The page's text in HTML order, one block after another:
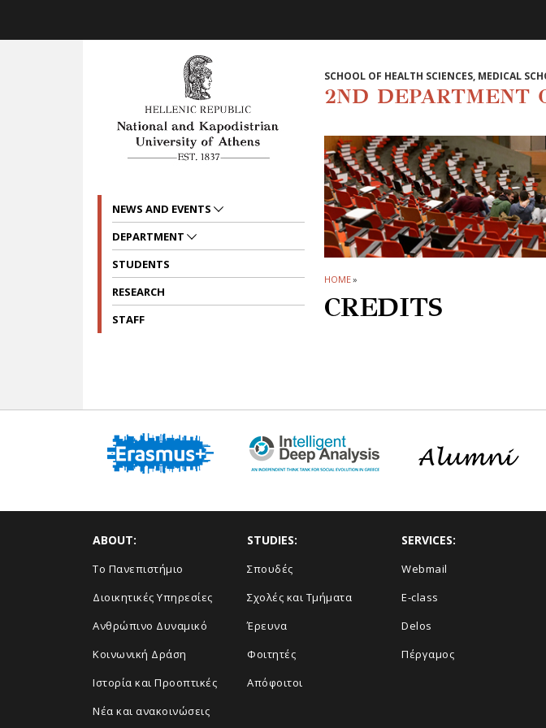
SCHOOL OF HEALTH SCIENCES, MEDICAL
2ND DEPARTMENT
HOME»
CREDITS
NEWS AND EVENTS
DEPARTMENT
STUDENTS
RESEARCH
STAFF
ABOUT:
Το Πανεπιστήμιο
Διοικητικές Υπηρεσίες
Ανθρώπινο Δυναμικό
Κοινωνική Δράση
Ιστορία και Προοπτικές
Νέα και ανακοινώσεις
STUDIES:
Σπουδές
Σχολές και Τμήματα
Έρευνα
Φοιτητές
Απόφοιτοι
SERVICES:
Webmail
E-class
Delos
Πέργαμος